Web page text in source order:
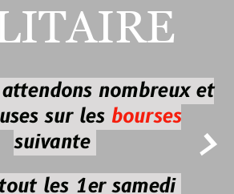

nombreux et
sur les bourses
suivante
les 1er samedi